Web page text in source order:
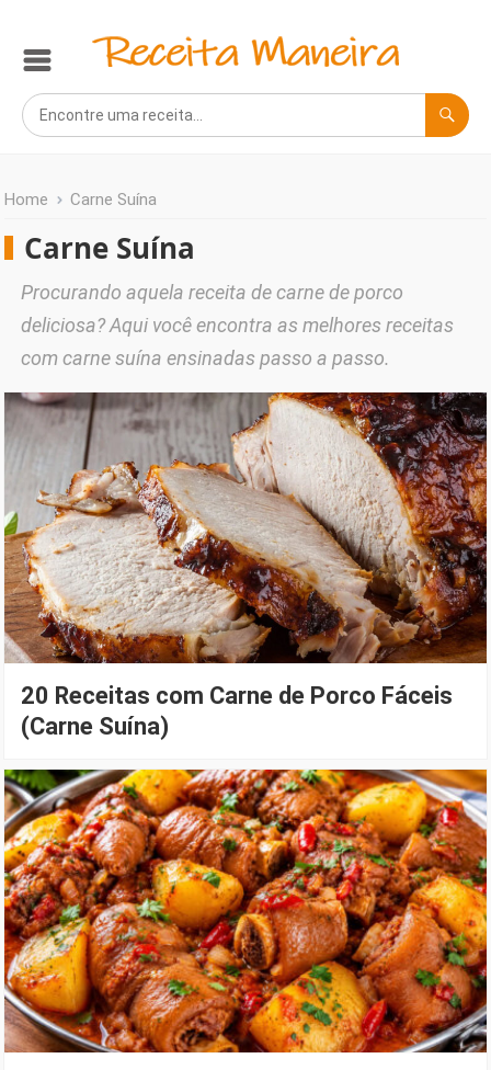
Home Carne Suína
Carne Suína
Procurando aquela receita de carne de porco
deliciosa? Aqui você encontra as melhores receitas
com carne suína ensinadas passo a passo.
20 Receitas com Carne de Porco Fáceis
(Carne Suína)